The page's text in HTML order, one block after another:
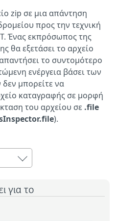
zip σε μια απάντηση
προς την τεχνική
Ένας εκπρόσωπος της
θα εξετάσει το αρχείο
το συντομότερο
ενέργεια βάσει των
μπορείτε να
καταγραφής σε μορφή
του αρχείου σε .file
).
για το